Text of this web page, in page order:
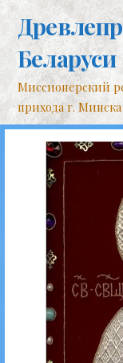
контенту
Беларуси
Миссионерский
прихода г. Минска